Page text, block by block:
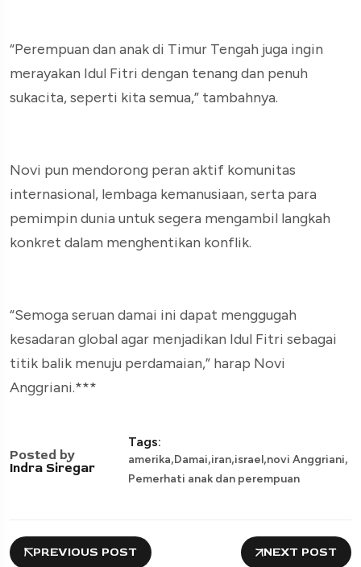
“Perempuan dan anak di Timur Tengah juga ingin
merayakan Idul Fitri dengan tenang dan penuh
sukacita, seperti kita semua,” tambahnya.
Novi pun mendorong peran aktif komunitas
internasional, lembaga kemanusiaan, serta para
pemimpin dunia untuk segera mengambil langkah
konkret dalam menghentikan konflik.
“Semoga seruan damai ini dapat menggugah
kesadaran global agar menjadikan Idul Fitri sebagai
titik balik menuju perdamaian,” harap Novi
Anggriani.***
Posted by
Indra Siregar
Tags:
amerika,Damai,iran,israel,novi Anggriani,
Pemerhati anak dan perempuan
PREVIOUS POST NEXT POST